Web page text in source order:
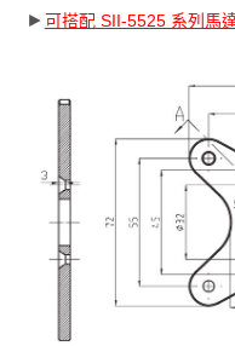
►可搭配 SII-5525 系列馬